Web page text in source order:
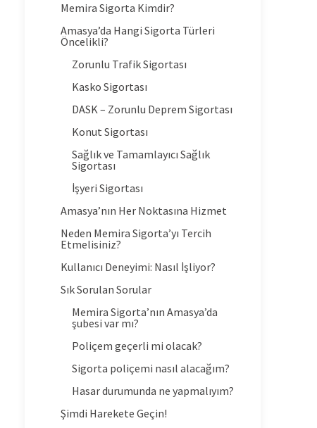
Memira Sigorta Kimdir?
Amasya’da Hangi Sigorta Türleri
Öncelikli?
Zorunlu Trafik Sigortası
Kasko Sigortası
DASK – Zorunlu Deprem Sigortası
Konut Sigortası
Sağlık ve Tamamlayıcı Sağlık
Sigortası
İşyeri Sigortası
Amasya’nın Her Noktasına Hizmet
Neden Memira Sigorta’yı Tercih
Etmelisiniz?
Kullanıcı Deneyimi: Nasıl İşliyor?
Sık Sorulan Sorular
Memira Sigorta’nın Amasya’da
şubesi var mı?
Poliçem geçerli mi olacak?
Sigorta poliçemi nasıl alacağım?
Hasar durumunda ne yapmalıyım?
Şimdi Harekete Geçin!